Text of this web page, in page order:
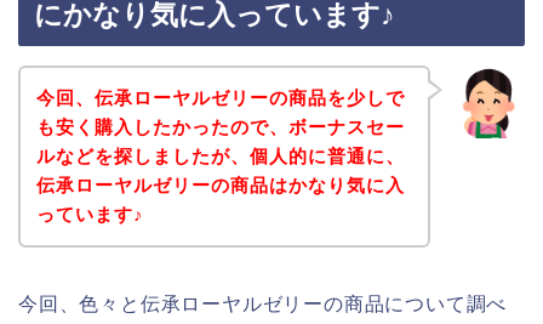
にかなり気に入っています♪
今回、伝承ローヤルゼリーの商品を少しで
も安く購入したかったので、ボーナスセー
ルなどを探しましたが、個人的に普通に、
伝承ローヤルゼリーの商品はかなり気に入
っています♪
今回、色々と伝承ローヤルゼリーの商品について調べ